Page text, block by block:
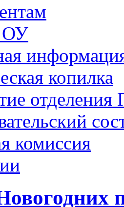
ОУ
копилка
комиссия